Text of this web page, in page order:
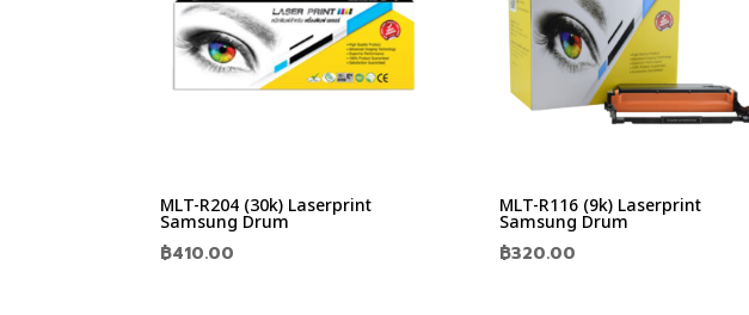
MLT-R204 (30k) Laserprint
Samsung Drum
฿410.00
MLT-R116 (9k) Laserprint
Samsung Drum
฿320.00